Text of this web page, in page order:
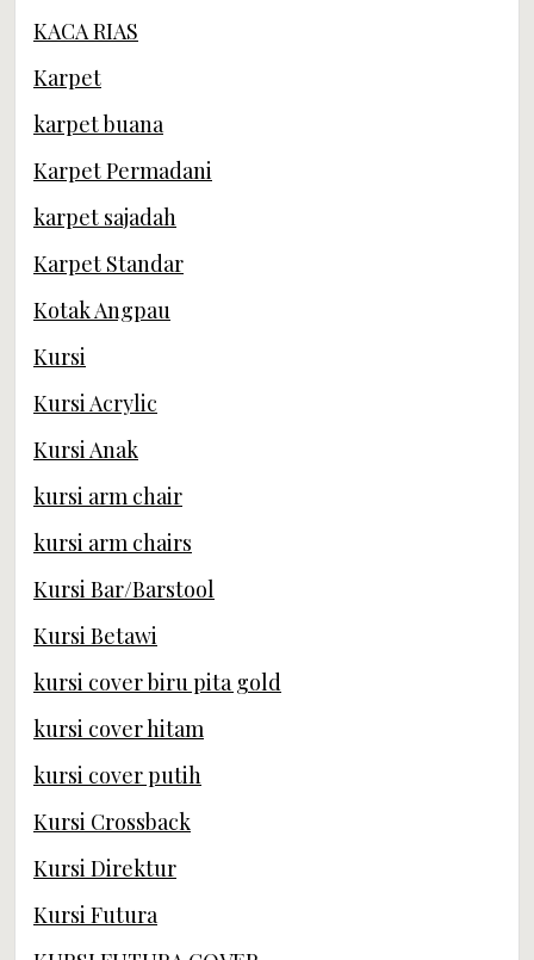
KACA RIAS
Karpet
karpet buana
Karpet Permadani
karpet sajadah
Karpet Standar
Kotak Angpau
Kursi
Kursi Acrylic
Kursi Anak
kursi arm chair
kursi arm chairs
Kursi Bar/Barstool
Kursi Betawi
kursi cover biru pita gold
kursi cover hitam
kursi cover putih
Kursi Crossback
Kursi Direktur
Kursi Futura